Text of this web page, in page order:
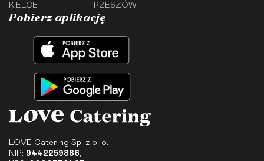
KIELCE
RZESZÓW
Pobierz aplikację
LOVE Catering Sp. z o. o.
NIP: 9442259886